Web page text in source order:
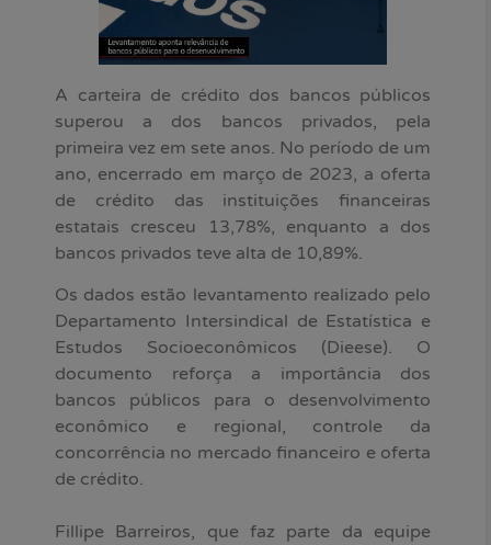
A carteira de crédito dos bancos públicos
superou a dos bancos privados, pela
primeira vez em sete anos. No período de um
ano, encerrado em março de 2023, a oferta
de crédito das instituições financeiras
estatais cresceu 13,78%, enquanto a dos
bancos privados teve alta de 10,89%.
Os dados estão levantamento realizado pelo
Departamento Intersindical de Estatística e
Estudos Socioeconômicos (Dieese). O
documento reforça a importância dos
bancos públicos para o desenvolvimento
econômico e regional, controle da
concorrência no mercado financeiro e oferta
de crédito.
Fillipe Barreiros, que faz parte da equipe